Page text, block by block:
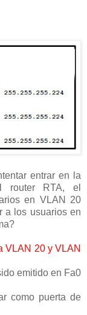
entrar en la
router RTA, el
en VLAN 20
a los usuarios en
VLAN 20 y VLAN
emitido en Fa0
como puerta de